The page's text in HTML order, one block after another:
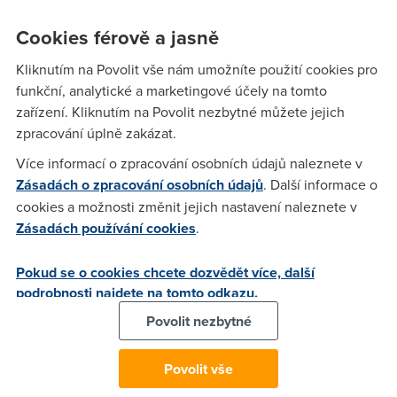
vám k tomu mít iPhone 6 a vyšší, jakékoliv hodinky od Applu
a kartu od banky, u níž má Apple Pay podporu. Apple už
pustil ven aktualizaci, díky níž službu najdete v App Storu.
Nebo ji používejte rovnou přespředinstalovanou appku
Při samotném placení se budete muset nejdřív identifikovat
pomocí Touch ID, Face ID nebo jen přihlašovacím kódem k
telefonu
. S hodinkami je to ještě bezpečnější, protože ty
poznají vaši ruku na základě prvotní identifikace. Navíc taky
máte super přehled o tom, za co jste utráceli.
Data vaší karty jsou v maximálním bezpečí díkykódování
Secure Element a napojení na NFC. Přenos peněz z banky
se pak potvrzuje vám přiděleným speciálním ID a ne číslem
Trápí vás rychlost internetu u
Cookies férově a jasně
Kliknutím na Povolit vše nám umožníte použití cookies pro
funkční, analytické a marketingové účely na tomto
zařízení. Kliknutím na Povolit nezbytné můžete jejich
zpracování úplně zakázat.
Více informací o zpracování osobních údajů naleznete v
Zásadách o zpracování osobních údajů. Další informace o
cookies a možnosti změnit jejich nastavení naleznete v
Zásadách používání cookies.
Pokud se o cookies chcete dozvědět více, další
podrobnosti najdete na tomto odkazu.
Povolit nezbytné
Povolit vše